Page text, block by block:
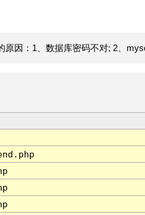
因：1、数据库密码不对; 2、